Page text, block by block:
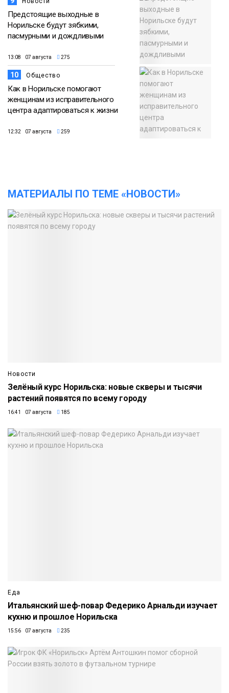
Предстоящие выходные в
Норильске будут зябкими,
пасмурными и дождливыми
13:08 07 августа 275
10 Общество
Как в Норильске помогают
женщинам из исправительного
центра адаптироваться к жизни
12:32 07 августа 259
МАТЕРИАЛЫ ПО ТЕМЕ «НОВОСТИ»
Новости
Зелёный курс Норильска: новые скверы и тысячи
растений появятся по всему городу
16:41 07 августа 185
Еда
Итальянский шеф-повар Федерико Арнальди изучает
кухню и прошлое Норильска
15:56 07 августа 235